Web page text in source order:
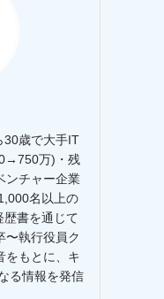
30歳で大手IT
万)・残
ンチャー企業
名以上の
書を通じて
〜執行役員ク
をもとに、キ
る情報を発信